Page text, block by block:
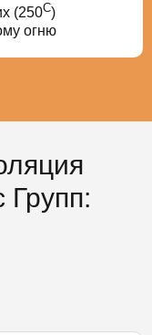
(250С)
огню
Групп: